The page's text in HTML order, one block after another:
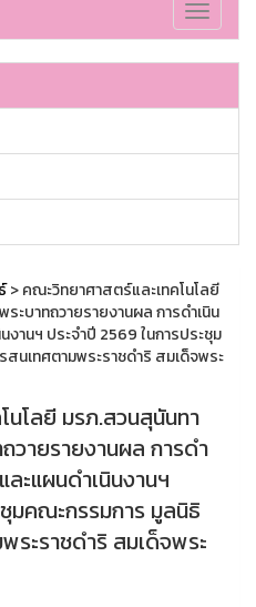
Toggle
> คณะวิทยาศาสตร์และเทคโนโลยี
ะบาทถวายรายงานผล การดำเนิน
งานฯ ประจำปี 2569 ในการประชุม
นเทศตามพระราชดำริ สมเด็จพระ
นโลยี มรภ.สวนสุนันทา
วายรายงานผล การดำ
ละแผนดำเนินงานฯ
มคณะกรรมการ มูลนิธิ
ระราชดำริ สมเด็จพระ